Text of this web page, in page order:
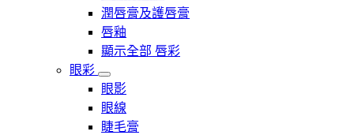
潤唇膏及護唇膏
唇釉
顯示全部 唇彩
眼彩
眼影
眼線
睫毛膏